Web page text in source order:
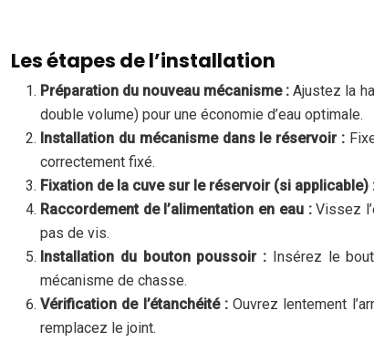
Les étapes de l’installation
Préparation du nouveau mécanisme :Ajustez la
double volume) pour une économie d’eau optimale.
Installation du mécanisme dans le réservoir :
correctement fixé.
Fixation de la cuve sur le réservoir (si applicable)
Raccordement de l’alimentation en eau :Vissez
pas de vis.
Installation du bouton poussoir :
Insérez le
mécanisme de chasse.
Vérification de l’étanchéité : Ouvrez lentement
remplacez le joint.